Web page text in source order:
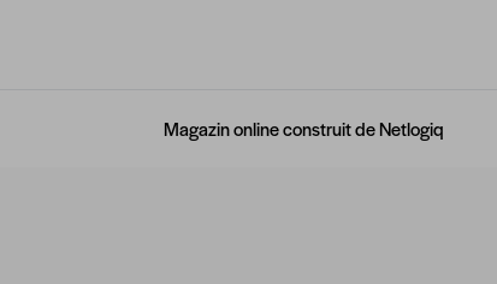
Magazin online construit deNetlogiq